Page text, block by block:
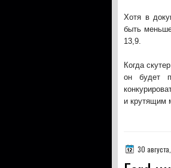
Хотя в
быть
13,9.
Когда
он будет
и крутящим
30